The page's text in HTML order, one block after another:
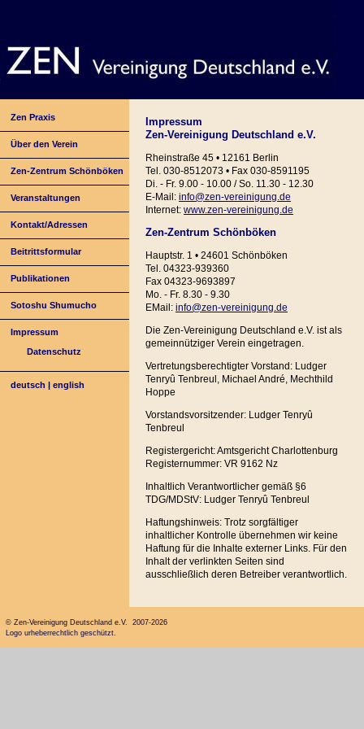
Zen Praxis
Über den Verein
Zen-Zentrum Schönböken
Veranstaltungen
Kontakt/Adressen
Beitrittsformular
Publikationen
Sotoshu Shumucho
Impressum
Datenschutz
deutsch |english
Impressum
Zen-Vereinigung Deutschland e.V.
Rheinstraße 45 • 12161 Berlin
Tel. 030-8512073 • Fax 030-8591195
Di. - Fr. 9.00 - 10.00 / So. 11.30 - 12.30
E-Mail: info@zen-vereinigung.de
Internet: www.zen-vereinigung.de
Zen-Zentrum Schönböken
Hauptstr. 1 • 24601 Schönböken
Tel. 04323-939360
Fax 04323-9693897
Mo. - Fr. 8.30 - 9.30
EMail: info@zen-vereinigung.de
Die Zen-Vereinigung Deutschland e.V. ist als
gemeinnütziger Verein eingetragen.
Vertretungsberechtigter Vorstand: Ludger
Tenryû Tenbreul, Michael André, Mechthild
Hoppe
Vorstandsvorsitzender: Ludger Tenryû
Tenbreul
Registergericht: Amtsgericht Charlottenburg
Registernummer: VR 9162 Nz
Inhaltlich Verantwortlicher gemäß §6
TDG/MDStV: Ludger Tenryû Tenbreul
Haftungshinweis: Trotz sorgfältiger
inhaltlicher Kontrolle übernehmen wir keine
Haftung für die Inhalte externer Links. Für den
Inhalt der verlinkten Seiten sind
ausschließlich deren Betreiber verantwortlich.
© Zen-Vereinigung Deutschland e.V. 2007-2026
Logo urheberrechtlich geschützt.